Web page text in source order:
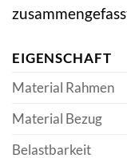
EIGENSCHAFT
Material Rahmen
Material Bezug
Belastbarkeit